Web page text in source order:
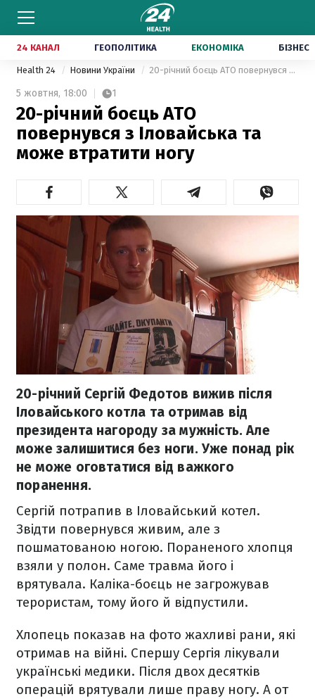
24 КАНАЛ ГЕОПОЛІТИКА ЕКОНОМІКА БІЗНЕС
Health 24 Новини України 20-річний боєць АТО повернувся з Іловайська та може втратити ногу
5 жовтня, 18:00 1
20-річний боєць АТО
повернувся з Іловайська та
може втратити ногу
20-річний Сергій Федотов вижив після
Іловайського котла та отримав від
президента нагороду за мужність. Але
може залишитися без ноги. Уже понад рік
не може оговтатися від важкого
поранення.
Сергій потрапив в Іловайський котел.
Звідти повернувся живим, але з
пошматованою ногою. Пораненого хлопця
взяли у полон. Саме травма його і
врятувала. Каліка-боєць не загрожував
терористам, тому його й відпустили.
Хлопець показав на фото жахливі рани, які
отримав на війні. Спершу Сергія лікували
українські медики. Після двох десятків
операцій врятували лише праву ногу. А от